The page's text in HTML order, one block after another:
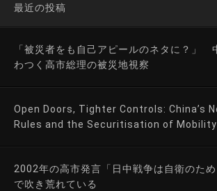
最近の投稿
「被災者をも自己アピールのネタに？」
わつく高市総理の被災地視察
Open Doors, Tighter Controls: China’s
Rules and the Securitisation of Mobility
2002年の高市発言「日中戦争は自衛のた
で吹き荒れている